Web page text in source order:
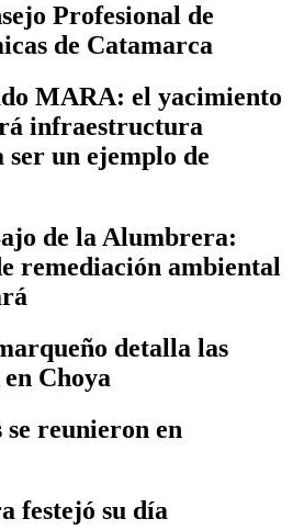
Profesional de
de Catamarca
MARA: el yacimiento
infraestructura
ser un ejemplo de
de la Alumbrera:
remediación ambiental
detalla las
Choya
reunieron en
festejó su día